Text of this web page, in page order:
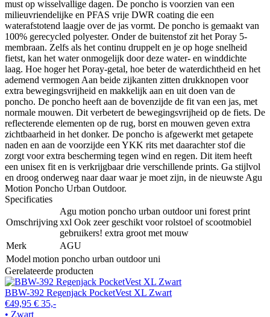
must op wisselvallige dagen. De poncho is voorzien van een
milieuvriendelijke en PFAS vrije DWR coating die een
waterafstotend laagje over de jas vormt. De poncho is gemaakt van
100% gerecycled polyester. Onder de buitenstof zit het Poray 5-
membraan. Zelfs als het continu druppelt en je op hoge snelheid
fietst, kan het water onmogelijk door deze water- en winddichte
laag. Hoe hoger het Poray-getal, hoe beter de waterdichtheid en het
ademend vermogen Aan beide zijkanten zitten drukknopen voor
extra bewegingsvrijheid en makkelijk aan en uit doen van de
poncho. De poncho heeft aan de bovenzijde de fit van een jas, met
normale mouwen. Dit verbetert de bewegingsvrijheid op de fiets. De
reflecterende elementen op de rug, borst en mouwen geven extra
zichtbaarheid in het donker. De poncho is afgewerkt met getapete
naden en aan de voorzijde een YKK rits met daarachter stof die
zorgt voor extra bescherming tegen wind en regen. Dit item heeft
een unisex fit en is verkrijgbaar drie verschillende prints. Ga stijlvol
en droog onderweg naar daar waar je moet zijn, in de nieuwste Agu
Motion Poncho Urban Outdoor.
Specificaties
Omschrijving
Agu motion poncho urban outdoor uni forest print
xxl Ook zeer geschikt voor rolstoel of scootmobiel
gebruikers! extra groot met mouw
Merk
AGU
Model motion poncho urban outdoor uni
Gerelateerde producten
BBW-392 Regenjack PocketVest XL Zwart
€49,95 € 35,-
• Zwart